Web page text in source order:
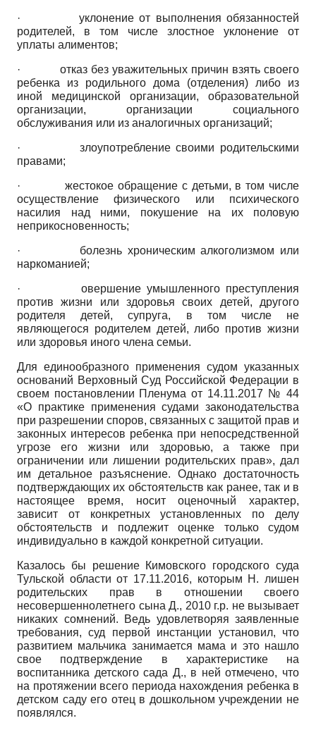
· уклонение от выполнения обязанностей
родителей, в том числе злостное уклонение от
уплаты алиментов;
· отказ без уважительных причин взять своего
ребенка из родильного дома (отделения) либо из
иной медицинской организации, образовательной
организации, организации социального
обслуживания или из аналогичных организаций;
· злоупотребление своими родительскими
правами;
· жестокое обращение с детьми, в том числе
осуществление физического или психического
насилия над ними, покушение на их половую
неприкосновенность;
· болезнь хроническим алкоголизмом или
наркоманией;
· овершение умышленного преступления
против жизни или здоровья своих детей, другого
родителя детей, супруга, в том числе не
являющегося родителем детей, либо против жизни
или здоровья иного члена семьи.
Для единообразного применения судом указанных
оснований Верховный Суд Российской Федерации в
своем постановлении Пленума от 14.11.2017 № 44
«О практике применения судами законодательства
при разрешении споров, связанных с защитой прав и
законных интересов ребенка при непосредственной
угрозе его жизни или здоровью, а также при
ограничении или лишении родительских прав», дал
им детальное разъяснение. Однако достаточность
подтверждающих их обстоятельств как ранее, так и в
настоящее время, носит оценочный характер,
зависит от конкретных установленных по делу
обстоятельств и подлежит оценке только судом
индивидуально в каждой конкретной ситуации.
Казалось бы решение Кимовского городского суда
Тульской области от 17.11.2016, которым Н. лишен
родительских прав в отношении своего
несовершеннолетнего сына Д., 2010 г.р. не вызывает
никаких сомнений. Ведь удовлетворяя заявленные
требования, суд первой инстанции установил, что
развитием мальчика занимается мама и это нашло
свое подтверждение в характеристике на
воспитанника детского сада Д., в ней отмечено, что
на протяжении всего периода нахождения ребенка в
детском саду его отец в дошкольном учреждении не
появлялся.